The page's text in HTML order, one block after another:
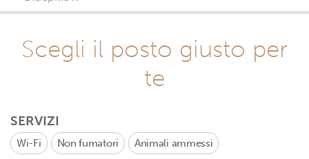
Scegli il posto giusto per
te
SERVIZI
Wi-Fi Non fumatori Animali ammessi